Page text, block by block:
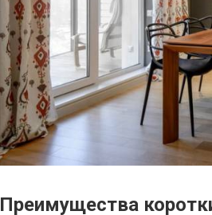
Преимущества